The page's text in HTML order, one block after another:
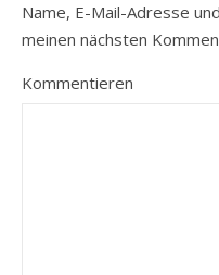
Name, E-Mail-Adresse
meinen nächsten
Kommentieren